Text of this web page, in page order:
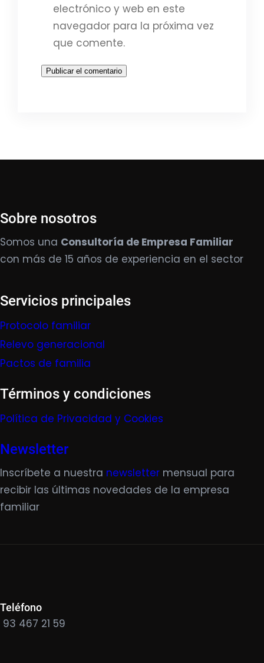
electrónico y web en este
navegador para la próxima vez
que comente.
Sobre nosotros
Somos una Consultoría de Empresa Familiar
con más de 15 años de experiencia en el sector
Servicios principales
Protocolo familiar
Relevo generacional
Pactos de familia
Términos y condiciones
Política de Privacidad y Cookies
Newsletter
Inscríbete a nuestra newsletter mensual para
recibir las últimas novedades de la empresa
familiar
Teléfono
93 467 21 59